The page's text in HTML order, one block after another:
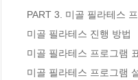
PART 3. 미골 필라테스
미골 필라테스 진행 방법
미골 필라테스 프로그램
미골 필라테스 프로그램